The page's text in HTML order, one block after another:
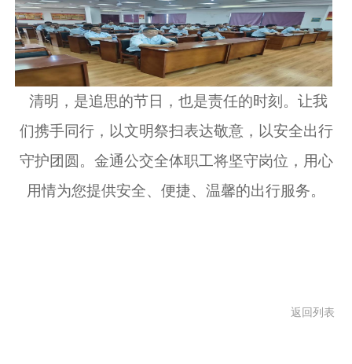
清明，是追思的节日，也是责任的时刻。让我
们携手同行，以文明祭扫表达敬意，以安全出行
守护团圆。 金通公交全体职工将坚守岗位，用心
用情为您提供安全、便捷、温馨的出行服务。
返回列表